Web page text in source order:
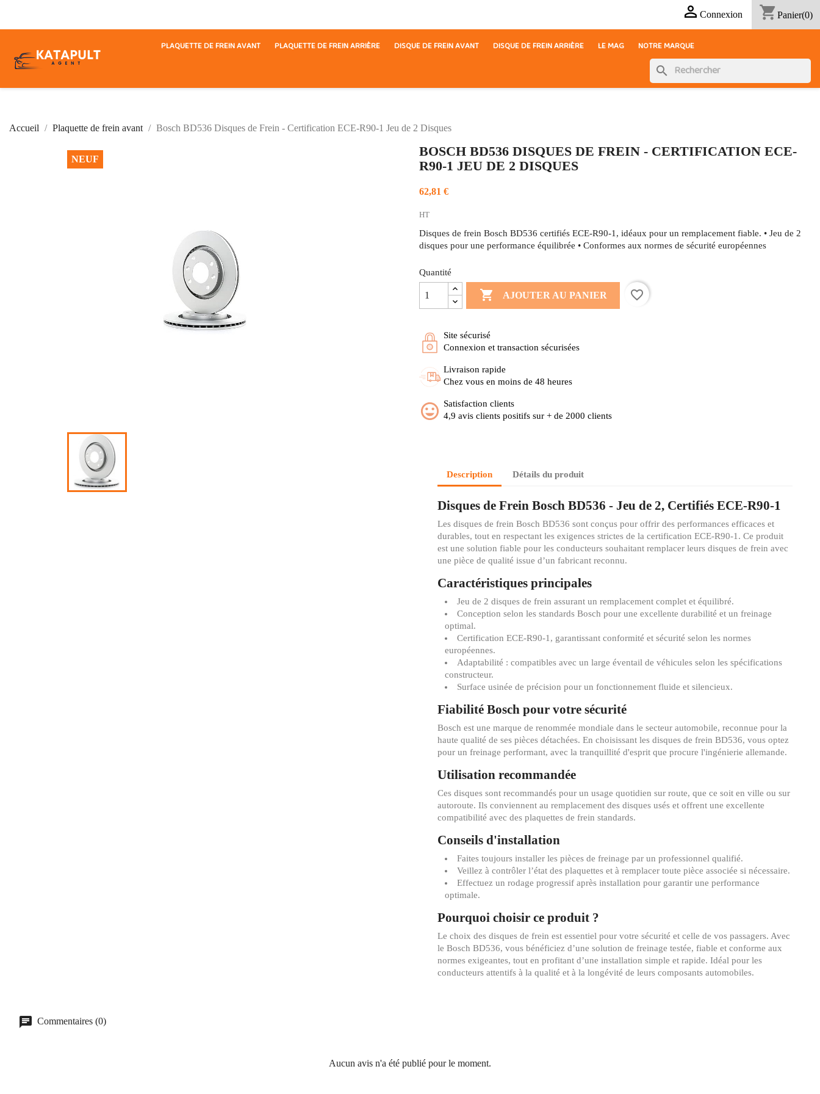
 Connexion shopping_cart Panier(0)
PLAQUETTE DE FREIN AVANT PLAQUETTE DE FREIN ARRIÈRE DISQUE DE FREIN AVANT DISQUE DE FREIN ARRIÈRE LE MAG NOTRE MARQUE
search
Accueil Plaquette de frein avant Bosch BD536 Disques de Frein - Certification ECE-R90-1 Jeu de 2 Disques
NEUF
BOSCH BD536 DISQUES DE FREIN - CERTIFICATION ECE-
R90-1 JEU DE 2 DISQUES
62,81 €
HT
Disques de frein Bosch BD536 certifiés ECE-R90-1, idéaux pour un remplacement fiable. • Jeu de 2
disques pour une performance équilibrée • Conformes aux normes de sécurité européennes
Quantité
 AJOUTER AU PANIER favorite_border
Site sécurisé
Connexion et transaction sécurisées
Livraison rapide
Chez vous en moins de 48 heures
Satisfaction clients
4,9 avis clients positifs sur + de 2000 clients
Description Détails du produit
Disques de Frein Bosch BD536 - Jeu de 2, Certifiés ECE-R90-1
Les disques de frein Bosch BD536 sont conçus pour offrir des performances efficaces et
durables, tout en respectant les exigences strictes de la certification ECE-R90-1. Ce produit
est une solution fiable pour les conducteurs souhaitant remplacer leurs disques de frein avec
une pièce de qualité issue d’un fabricant reconnu.
Caractéristiques principales
Jeu de 2 disques de frein assurant un remplacement complet et équilibré.
Conception selon les standards Bosch pour une excellente durabilité et un freinage
optimal.
Certification ECE-R90-1, garantissant conformité et sécurité selon les normes
européennes.
Adaptabilité : compatibles avec un large éventail de véhicules selon les spécifications
constructeur.
Surface usinée de précision pour un fonctionnement fluide et silencieux.
Fiabilité Bosch pour votre sécurité
Bosch est une marque de renommée mondiale dans le secteur automobile, reconnue pour la
haute qualité de ses pièces détachées. En choisissant les disques de frein BD536, vous optez
pour un freinage performant, avec la tranquillité d'esprit que procure l'ingénierie allemande.
Utilisation recommandée
Ces disques sont recommandés pour un usage quotidien sur route, que ce soit en ville ou sur
autoroute. Ils conviennent au remplacement des disques usés et offrent une excellente
compatibilité avec des plaquettes de frein standards.
Conseils d'installation
Faites toujours installer les pièces de freinage par un professionnel qualifié.
Veillez à contrôler l’état des plaquettes et à remplacer toute pièce associée si nécessaire.
Effectuez un rodage progressif après installation pour garantir une performance
optimale.
Pourquoi choisir ce produit ?
Le choix des disques de frein est essentiel pour votre sécurité et celle de vos passagers. Avec
le Bosch BD536, vous bénéficiez d’une solution de freinage testée, fiable et conforme aux
normes exigeantes, tout en profitant d’une installation simple et rapide. Idéal pour les
conducteurs attentifs à la qualité et à la longévité de leurs composants automobiles.
Commentaires (0)
Aucun avis n'a été publié pour le moment.